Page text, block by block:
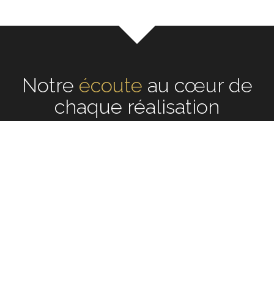
Notre écoute au cœur de
chaque réalisation